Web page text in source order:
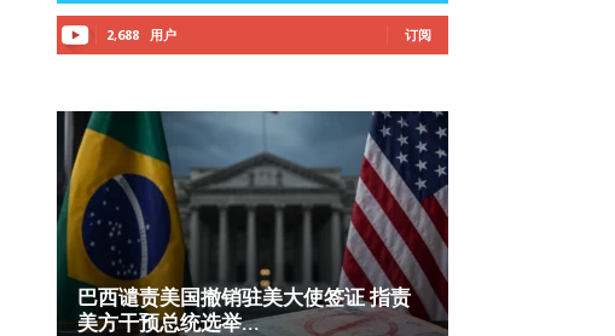
2,688 用户 订阅
巴西谴责美国撤销驻美大使签证 指责
美方干预总统选举...